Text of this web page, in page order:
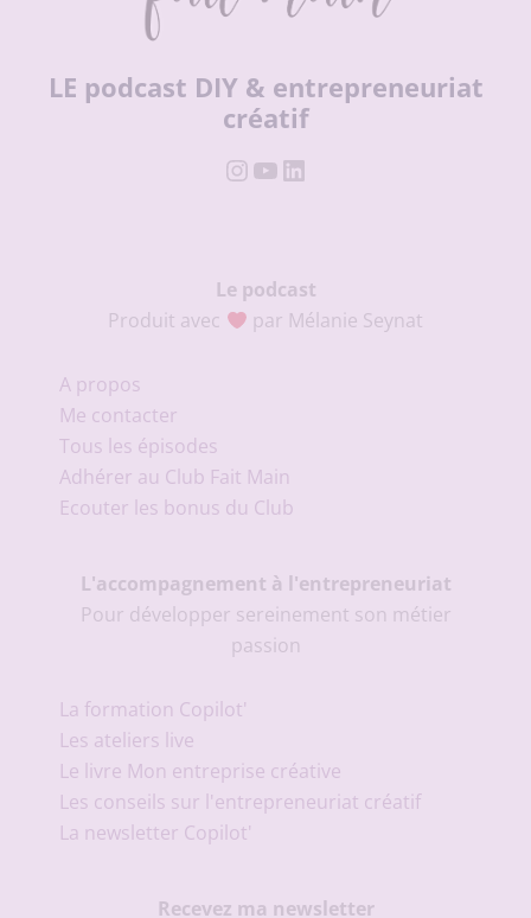
LE podcast DIY & entrepreneuriat
créatif
Instagram
YouTube
LinkedIn
Le podcast
Produit avec
par Mélanie Seynat
A propos
Me contacter
Tous les épisodes
Adhérer au Club Fait Main
Ecouter les bonus du Club
L'accompagnement à l'entrepreneuriat
Pour développer sereinement son métier
passion
La formation Copilot'
Les ateliers live
Le livre Mon entreprise créative
Les conseils sur l'entrepreneuriat créatif
La newsletter Copilot'
Recevez ma newsletter